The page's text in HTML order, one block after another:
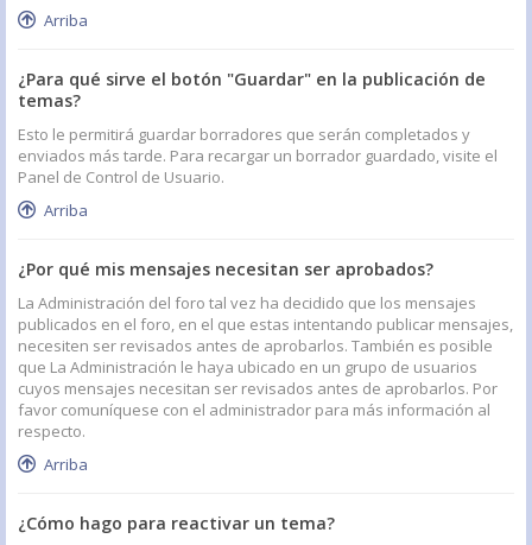
Arriba
¿Para qué sirve el botón "Guardar" en la publicación de
temas?
Esto le permitirá guardar borradores que serán completados y
enviados más tarde. Para recargar un borrador guardado, visite el
Panel de Control de Usuario.
Arriba
¿Por qué mis mensajes necesitan ser aprobados?
La Administración del foro tal vez ha decidido que los mensajes
publicados en el foro, en el que estas intentando publicar mensajes,
necesiten ser revisados antes de aprobarlos. También es posible
que La Administración le haya ubicado en un grupo de usuarios
cuyos mensajes necesitan ser revisados antes de aprobarlos. Por
favor comuníquese con el administrador para más información al
respecto.
Arriba
¿Cómo hago para reactivar un tema?